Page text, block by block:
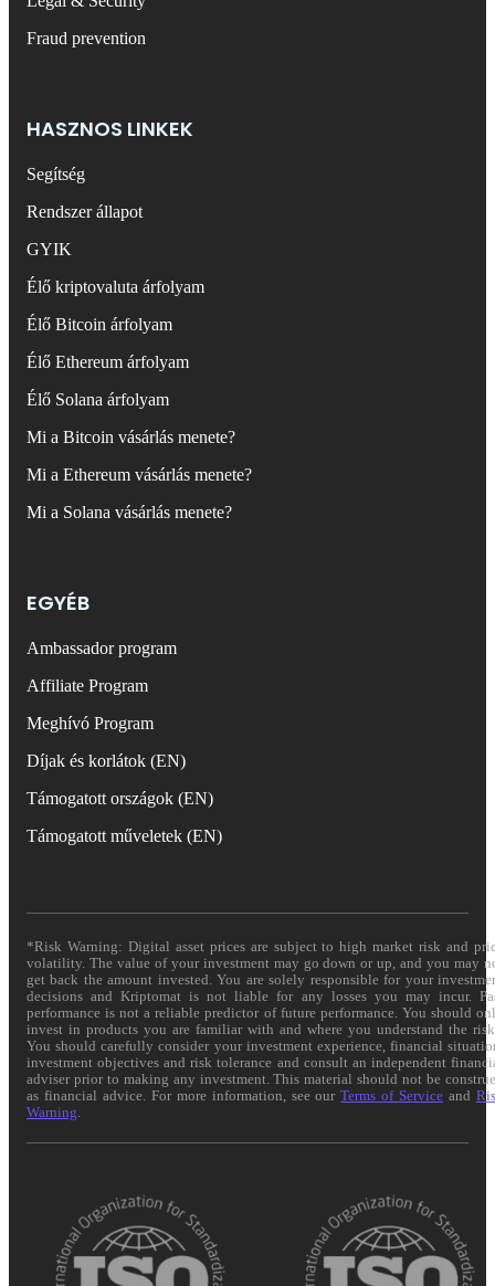
Fraud prevention
HASZNOS LINKEK
Segítség
Rendszer állapot
GYIK
Élő kriptovaluta árfolyam
Élő Bitcoin árfolyam
Élő Ethereum árfolyam
Élő Solana árfolyam
Mi a Bitcoin vásárlás menete?
Mi a Ethereum vásárlás menete?
Mi a Solana vásárlás menete?
EGYÉB
Ambassador program
Affiliate Program
Meghívó Program
Díjak és korlátok (EN)
Támogatott országok (EN)
Támogatott műveletek (EN)
*Risk Warning: Digital asset prices are subject to high market risk and
volatility. The value of your investment may go down or up, and you may
get back the amount invested. You are solely responsible for your
decisions and Kriptomat is not liable for any losses you may incur.
performance is not a reliable predictor of future performance. You should
invest in products you are familiar with and where you understand the
You should carefully consider your investment experience, financial
investment objectives and risk tolerance and consult an independent
adviser prior to making any investment. This material should not be
as financial advice. For more information, see ourTerms of Service and
Warning